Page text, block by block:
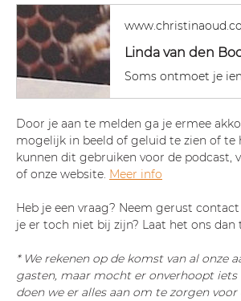
Door je aan te melden ga je ermee
mogelijk in beeld of geluid te zien of te
kunnen dit gebruiken voor de podcast,
of onze website. Meer info
Heb je een vraag? Neem gerust
je er toch niet bij zijn? Laat het ons dan
* We rekenen op de komst van al onze
gasten, maar mocht er onverhoopt iets
doen we er alles aan om te zorgen